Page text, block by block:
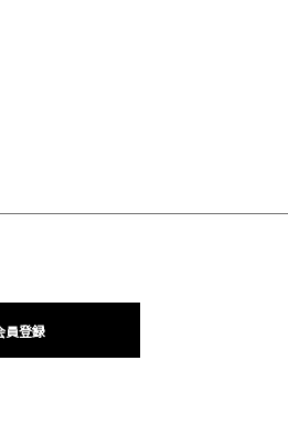
員登録